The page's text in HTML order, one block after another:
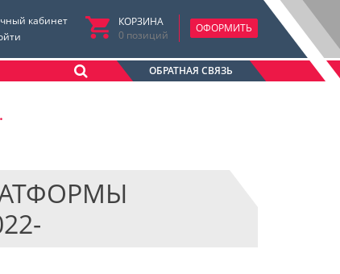
кабинет
КОРЗИНА
0 позиций
ОФОРМИТЬ
ОБРАТНАЯ СВЯЗЬ